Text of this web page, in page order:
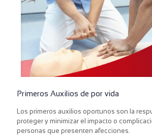
Primeros Auxilios de por vida
Los primeros auxilios oportunos son la
proteger y minimizar el impacto o
personas que presenten afecciones.